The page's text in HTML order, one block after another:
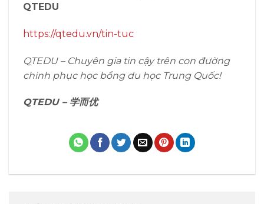
QTEDU
https://qtedu.vn/tin-tuc
QTEDU – Chuyên gia tin cậy trên con đường
chinh phục học bổng du học Trung Quốc!
QTEDU – 学而优